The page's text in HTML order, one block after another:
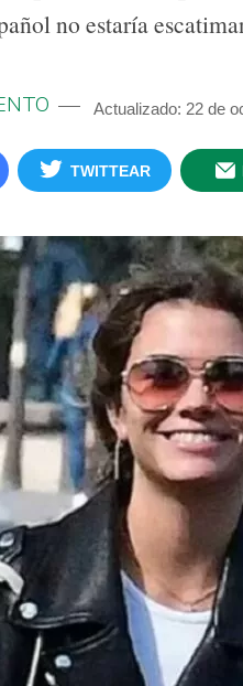
no estaría
Actualizado: 22 de
TWITTEAR